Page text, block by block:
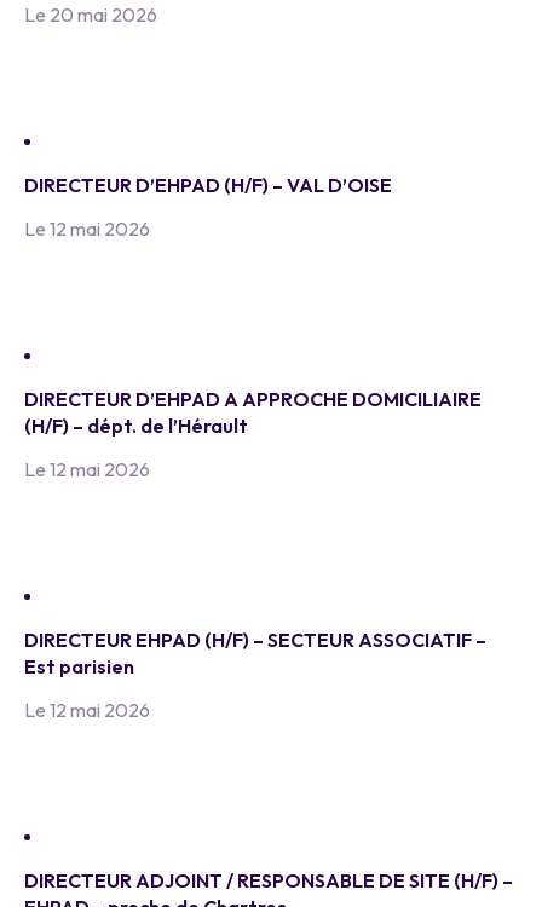
Le 20 mai 2026
DIRECTEUR D’EHPAD (H/F) – VAL D’OISE
Le 12 mai 2026
DIRECTEUR D’EHPAD A APPROCHE DOMICILIAIRE
(H/F) – dépt. de l’Hérault
Le 12 mai 2026
DIRECTEUR EHPAD (H/F) – SECTEUR ASSOCIATIF –
Est parisien
Le 12 mai 2026
DIRECTEUR ADJOINT / RESPONSABLE DE SITE (H/F) –